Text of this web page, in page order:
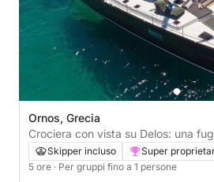
Ornos, Grecia
Crociera con vista su Delos: una
nella storia e nelle acque tranquille
Skipper incluso Super
5 ore · Per gruppi fino a 1 persone